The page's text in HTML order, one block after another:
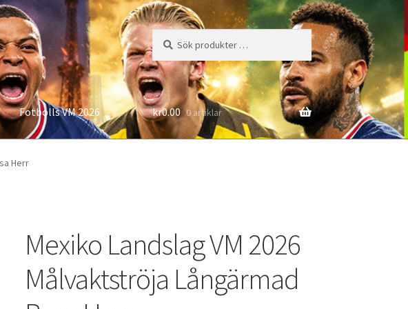
Sök
efter:
Sök
Fotbolls VM 2026 kr0.00 0 artiklar
Herr
Mexiko Landslag VM 2026
Målvaktströja Långärmad